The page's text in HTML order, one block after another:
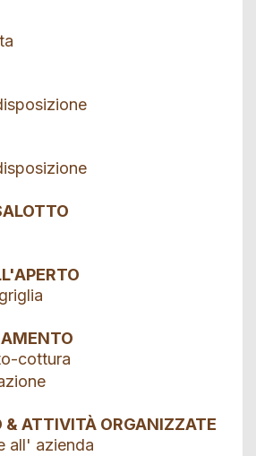
cottura
& ATTIVITÀ ORGANIZZATE
all' azienda